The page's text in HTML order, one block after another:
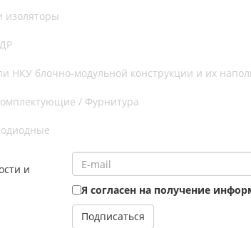
изоляторы
НКУ блочно-модульной конструкции и их
/ Фурнитура
и
Я согласен на получение